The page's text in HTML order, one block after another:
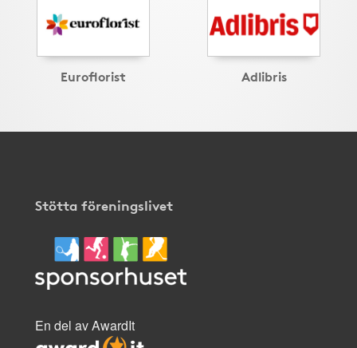
Euroflorist Adlibris
Stötta föreningslivet
En del av AwardIt